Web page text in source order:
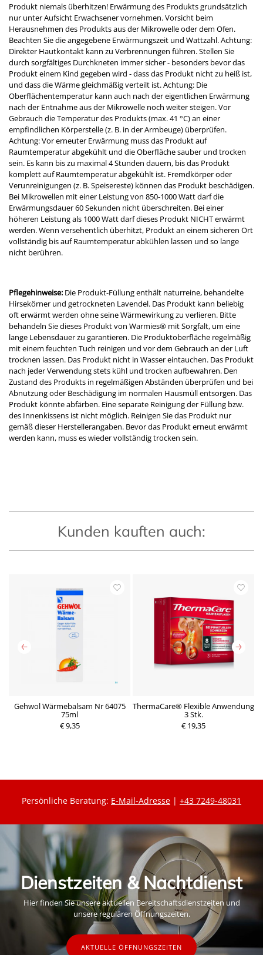
Produkt niemals überhitzen! Erwärmung des Produkts grundsätzlich
nur unter Aufsicht Erwachsener vornehmen. Vorsicht beim
Herausnehmen des Produkts aus der Mikrowelle oder dem Ofen.
Beachten Sie die angegebene Erwärmungszeit und Wattzahl. Achtung:
Direkter Hautkontakt kann zu Verbrennungen führen. Stellen Sie
durch sorgfältiges Durchkneten immer sicher - besonders bevor das
Produkt einem Kind gegeben wird - dass das Produkt nicht zu heiß ist,
und dass die Wärme gleichmäßig verteilt ist. Achtung: Die
Oberflächentemperatur kann auch nach der eigentlichen Erwärmung
nach der Entnahme aus der Mikrowelle noch weiter steigen. Vor
Gebrauch die Temperatur des Produkts (max. 41 °C) an einer
empfindlichen Körperstelle (z. B. in der Armbeuge) überprüfen.
Achtung: Vor erneuter Erwärmung muss das Produkt auf
Raumtemperatur abgekühlt und die Oberfläche sauber und trocken
sein. Es kann bis zu maximal 4 Stunden dauern, bis das Produkt
komplett auf Raumtemperatur abgekühlt ist. Fremdkörper oder
Verunreinigungen (z. B. Speisereste) können das Produkt beschädigen.
Bei Mikrowellen mit einer Leistung von 850-1000 Watt darf die
Erwärmungsdauer 60 Sekunden nicht überschreiten. Bei einer
höheren Leistung als 1000 Watt darf dieses Produkt NICHT erwärmt
werden. Wenn versehentlich überhitzt, Produkt an einem sicheren Ort
vollständig bis auf Raumtemperatur abkühlen lassen und so lange
nicht berühren.
Pflegehinweise: Die Produkt-Füllung enthält naturreine, behandelte
Hirsekörner und getrockneten Lavendel. Das Produkt kann beliebig
oft erwärmt werden ohne seine Wärmewirkung zu verlieren. Bitte
behandeln Sie dieses Produkt von Warmies® mit Sorgfalt, um eine
lange Lebensdauer zu garantieren. Die Produktoberfläche regelmäßig
mit einem feuchten Tuch reinigen und vor dem Gebrauch an der Luft
trocknen lassen. Das Produkt nicht in Wasser eintauchen. Das Produkt
nach jeder Verwendung stets kühl und trocken aufbewahren. Den
Zustand des Produkts in regelmäßigen Abständen überprüfen und bei
Abnutzung oder Beschädigung im normalen Hausmüll entsorgen. Das
Produkt könnte abfärben. Eine separate Reinigung der Füllung bzw.
des Innenkissens ist nicht möglich. Reinigen Sie das Produkt nur
gemäß dieser Herstellerangaben. Bevor das Produkt erneut erwärmt
werden kann, muss es wieder vollständig trocken sein.
Kunden kauften auch:
Gehwol Wärmebalsam Nr 64075
75ml
€ 9,35
ThermaCare® Flexible Anwendung
3 Stk.
€ 19,35
Persönliche Beratung: E-Mail-Adresse | +43 7249-48031
Dienstzeiten & Nachtdienst
Hier finden Sie unsere aktuellen Bereitschaftsdienstzeiten und
unsere regulären Öffnungszeiten.
AKTUELLE ÖFFNUNGSZEITEN